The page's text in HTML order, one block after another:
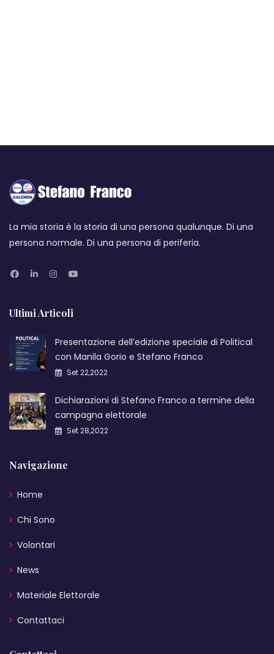
La mia storia è la storia di una persona qualunque. Di una
persona normale. Di una persona di periferia.
Ultimi Articoli
Presentazione dell’edizione speciale di Political
con Manila Gorio e Stefano Franco
Set 22,2022
Dichiarazioni di Stefano Franco a termine della
campagna elettorale
Set 28,2022
Navigazione
Home
Chi Sono
Volontari
News
Materiale Elettorale
Contattaci